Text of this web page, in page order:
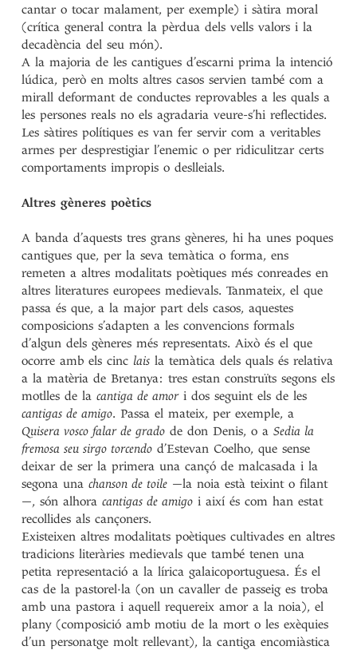
cantar o tocar malament, per exemple) i sàtira moral
(crítica general contra la pèrdua dels vells valors i la
decadència del seu món).
A la majoria de les cantigues d’escarni prima la intenció
lúdica, però en molts altres casos servien també com a
mirall deformant de conductes reprovables a les quals a
les persones reals no els agradaria veure-s’hi reflectides.
Les sàtires polítiques es van fer servir com a veritables
armes per desprestigiar l’enemic o per ridiculitzar certs
comportaments impropis o deslleials.
Altres gèneres poètics
A banda d’aquests tres grans gèneres, hi ha unes poques
cantigues que, per la seva temàtica o forma, ens
remeten a altres modalitats poètiques més conreades en
altres literatures europees medievals. Tanmateix, el que
passa és que, a la major part dels casos, aquestes
composicions s’adapten a les convencions formals
d’algun dels gèneres més representats. Això és el que
ocorre amb els cinc lais la temàtica dels quals és relativa
a la matèria de Bretanya: tres estan construïts segons els
motlles de lacantiga de amori dos seguint els de les
cantigas de amigo. Passa el mateix, per exemple, a
Quisera vosco falar de grado de don Denis, o aSedia la
fremosa seu sirgo torcendo d’Estevan Coelho, que sense
deixar de ser la primera una cançó de malcasada i la
segona unachanson de toile —la noia està teixint o filant
—, són alhoracantigas de amigo i així és com han estat
recollides als cançoners.
Existeixen altres modalitats poètiques cultivades en altres
tradicions literàries medievals que també tenen una
petita representació a la lírica galaicoportuguesa. És el
cas de la pastorel·la (on un cavaller de passeig es troba
amb una pastora i aquell requereix amor a la noia), el
plany (composició amb motiu de la mort o les exèquies
d’un personatge molt rellevant), la cantiga encomiàstica